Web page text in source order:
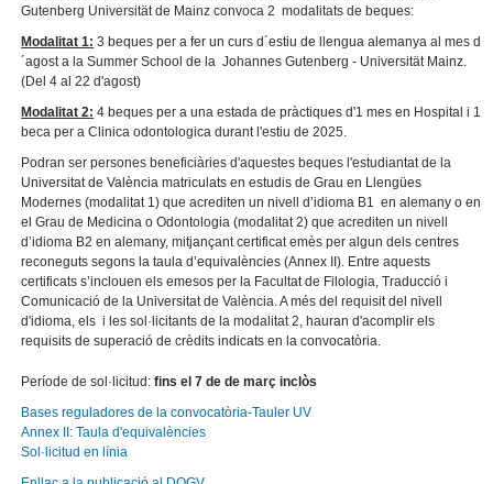
Gutenberg Universität de Mainz convoca 2 modalitats de beques:
Modalitat 1: 3 beques per a fer un curs d´estiu de llengua alemanya al mes d
´agost a la Summer School de la Johannes Gutenberg - Universität Mainz.
(Del 4 al 22 d'agost)
Modalitat 2: 4 beques per a una estada de pràctiques d'1 mes en Hospital i 1
beca per a Clinica odontologica durant l'estiu de 2025.
Podran ser persones beneficiàries d'aquestes beques l'estudiantat de la
Universitat de València matriculats en estudis de Grau en Llengües
Modernes (modalitat 1) que acrediten un nivell d’idioma B1 en alemany o en
el Grau de Medicina o Odontologia (modalitat 2) que acrediten un nivell
d’idioma B2 en alemany, mitjançant certificat emès per algun dels centres
reconeguts segons la taula d’equivalències (Annex II). Entre aquests
certificats s’inclouen els emesos per la Facultat de Filologia, Traducció i
Comunicació de la Universitat de València. A més del requisit del nivell
d'idioma, els i les sol·licitants de la modalitat 2, hauran d'acomplir els
requisits de superació de crèdits indicats en la convocatòria.
Període de sol·licitud:fins el 7 de de març inclòs
Bases reguladores de la convocatòria-Tauler UV
Annex II: Taula d'equivalències
Sol·licitud en línia